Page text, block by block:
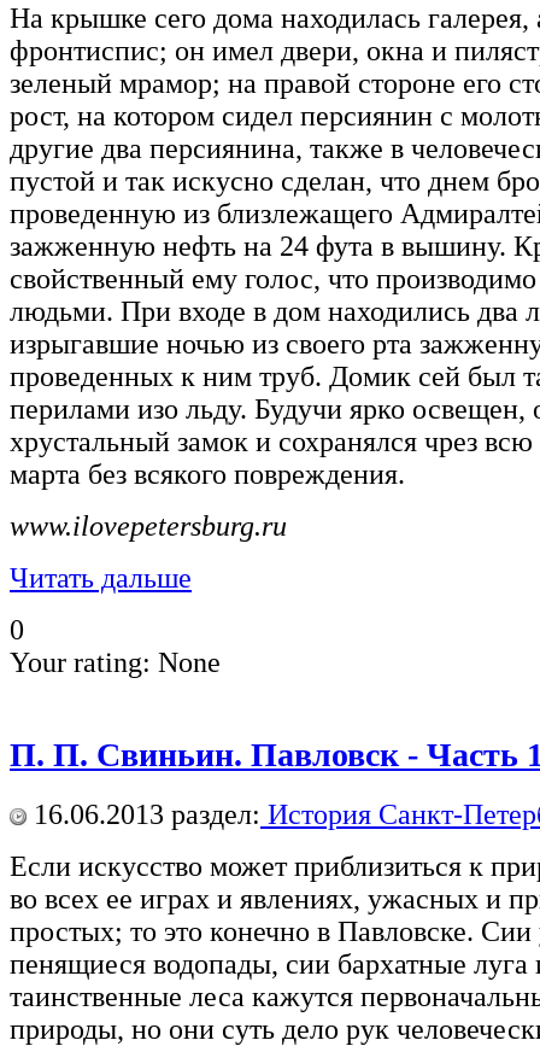
На крышке сего дома находилась
фронтиспис; он имел двери, окна и
зеленый мрамор; на правой стороне его
рост, на котором сидел персиянин с
другие два персиянина, также в
пустой и так искусно сделан, что днем
проведенную из близлежащего
зажженную нефть на 24 фута в вышину.
свойственный ему голос, что
людьми. При входе в дом находились два
изрыгавшие ночью из своего рта
проведенных к ним труб. Домик сей был
перилами изо льду. Будучи ярко
хрустальный замок и сохранялся чрез
марта без всякого повреждения.
www.ilovepetersburg.ru
Читать дальше
0
Your rating: None
П. П. Свиньин. Павловск - Часть
16.06.2013 раздел: История Санкт-
Если искусство может приблизиться к
во всех ее играх и явлениях, ужасных и
простых; то это конечно в Павловске.
пенящиеся водопады, сии бархатные
таинственные леса кажутся
природы, но они суть дело рук